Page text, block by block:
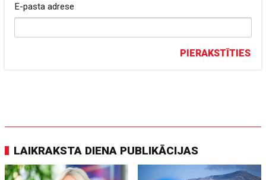
E-pasta adrese
PIERAKSTĪTIES
LAIKRAKSTA DIENA PUBLIKĀCIJAS